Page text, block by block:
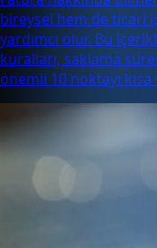
bireysel hem de ticari
yardımcı olur. Bu
kuralları, saklama
önemli 10 noktayı